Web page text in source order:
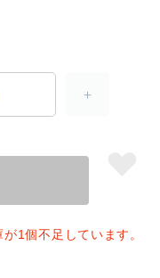
1個不足しています。